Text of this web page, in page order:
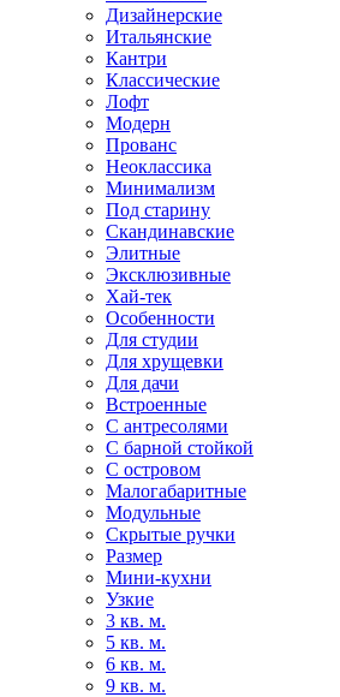
Дизайнерские
Итальянские
Кантри
Классические
Лофт
Модерн
Прованс
Неоклассика
Минимализм
Под старину
Скандинавские
Элитные
Эксклюзивные
Хай-тек
Особенности
Для студии
Для хрущевки
Для дачи
Встроенные
С антресолями
С барной стойкой
С островом
Малогабаритные
Модульные
Скрытые ручки
Размер
Мини-кухни
Узкие
3 кв. м.
5 кв. м.
6 кв. м.
9 кв. м.